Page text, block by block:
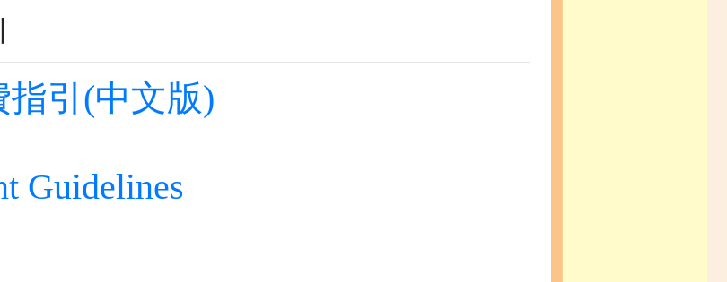
引(中文版)
Guidelines